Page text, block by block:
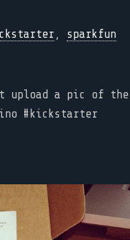
, sparkfun
upload a pic of the
#kickstarter